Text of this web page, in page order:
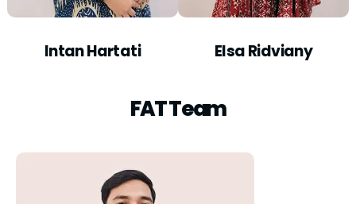
Intan Hartati Elsa Ridviany
FAT Team